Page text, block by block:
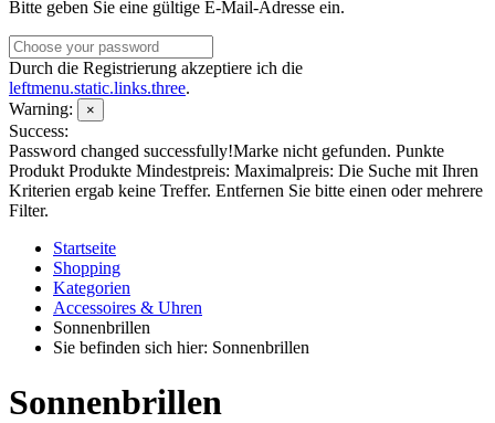
Bitte geben Sie eine gültige E-Mail-Adresse ein.
Durch die Registrierung akzeptiere ich die
leftmenu.static.links.three.
Warning:
×
Success:
Password changed successfully!Marke nicht gefunden. Punkte
Produkt Produkte Mindestpreis: Maximalpreis: Die Suche mit Ihren
Kriterien ergab keine Treffer. Entfernen Sie bitte einen oder mehrere
Filter.
Startseite
Shopping
Kategorien
Accessoires & Uhren
Sonnenbrillen
Sie befinden sich hier: Sonnenbrillen
Sonnenbrillen